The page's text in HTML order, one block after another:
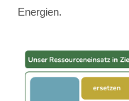
Energien.